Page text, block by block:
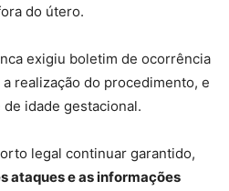
do útero.
exigiu boletim de ocorrência
realização do procedimento, e
idade gestacional.
legal continuar garantido,
ataques e as informações